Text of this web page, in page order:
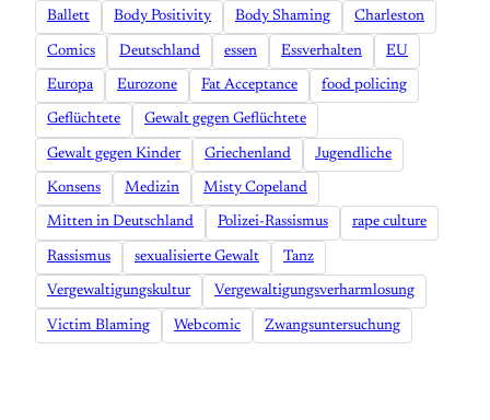
Ballett Body Positivity Body Shaming Charleston
Comics Deutschland essen Essverhalten EU
Europa Eurozone Fat Acceptance food policing
Geflüchtete Gewalt gegen Geflüchtete
Gewalt gegen Kinder Griechenland Jugendliche
Konsens Medizin Misty Copeland
Mitten in Deutschland Polizei-Rassismus rape culture
Rassismus sexualisierte Gewalt Tanz
Vergewaltigungskultur Vergewaltigungsverharmlosung
Victim Blaming Webcomic Zwangsuntersuchung